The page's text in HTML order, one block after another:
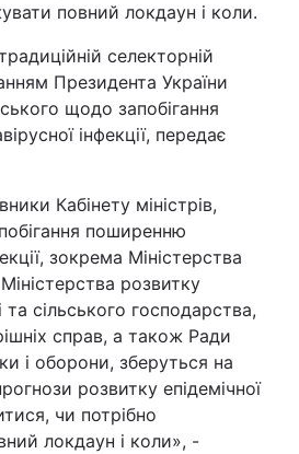
Погода
Регіони
Думки
Вакансії
повний локдаун і коли.
селекторній
Президента України
щодо запобігання
інфекції, передає
Кабінету міністрів,
поширенню
зокрема Міністерства
розвитку
та сільського господарства,
справ, а також Ради
і оборони, зберуться на
розвитку епідемічної
чи потрібно
локдаун і коли», -